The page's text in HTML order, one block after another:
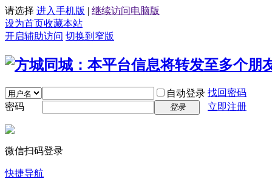
请选择 进入手机版 | 继续访问电脑版
设为首页收藏本站
开启辅助访问 切换到窄版
自动登录 找回密码
密码
登录 立即注册
微信扫码登录
快捷导航